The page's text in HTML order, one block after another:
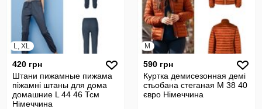
L, XL
420 грн
Штани пижамные пижама
піжамні штаны для дома
домашние L 44 46 Тсм
Німеччина
M
590 грн
Куртка демисезонная демі
стьобана стеганая М 38 40
євро Німеччина